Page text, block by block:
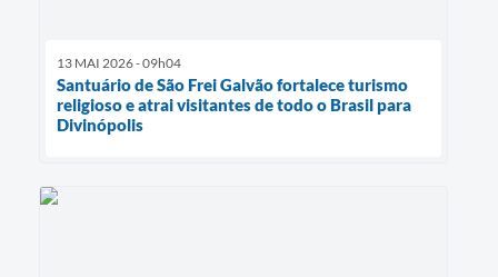
13 MAI 2026 - 09h04
Santuário de São Frei Galvão fortalece turismo
religioso e atrai visitantes de todo o Brasil para
Divinópolis